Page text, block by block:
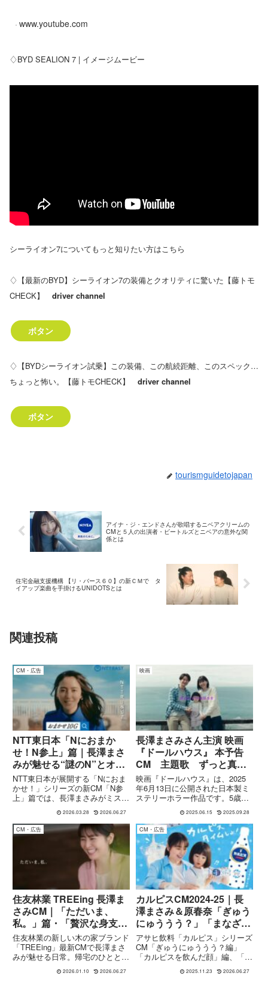
www.youtube.com
♢BYD SEALION 7 | イメージムービー
シーライオン7についてもっと知りたい方はこちら
♢【最新のBYD】シーライオン7の装備とクオリティに驚いた【藤トモ
CHECK】 driver channel
ボタン
♢【BYDシーライオン試乗】この装備、この航続距離、このスペック…
ちょっと怖い。【藤トモCHECK】 driver channel
ボタン
tourismguidetojapan
アイナ・ジ・エンドさんが歌唱するニベアクリームの
CMと５人の出演者・ビートルズとニベアの意外な関
係とは
住宅金融支援機構 【リ・バース６０】の新ＣＭで タ
イアップ楽曲を手掛けるUNIDOTSとは
関連投稿
CM・広告
NTT東日本「Nにおまか
せ！N参上」篇｜長澤まさ
みが魅せる“謎のN”とオフ
ィス改革
NTT東日本が展開する「Nにおま
かせ！」シリーズの新CM「N参
上」篇では、長澤まさみがミステ
リアスな存在“N”として登場。オ
フィスの通信環境改善をテーマ
に、ビジネス現場の変化をドラマ
チックかつユーモラスに描いた作
品です。屋上からオペラグラス...
2026.03.28 2026.06.27
映画
長澤まさみさん主演 映画
『ドールハウス』 本予告
CM 主題歌 ずっと真夜
中でいいのに。『形』
映画『ドールハウス』は、2025
年6月13日に公開された日本製ミ
ステリーホラー作品です。5歳の
娘・芽衣を亡くした佳恵（長澤ま
さみさん）は、骨董市で娘に似た
人形・アヤを購入し、心の癒しを
得る。ほどなくして夫・忠彦（瀬
戸康史さん）は実の娘・真衣...
2025.06.15 2025.09.28
CM・広告
住友林業 TREEing 長澤ま
さみCM｜「ただいま、
私。」篇・「贅沢な身支
度」篇の魅力
住友林業の新しい木の家ブランド
「TREEing」最新CMで長澤まさ
みが魅せる日常。帰宅のひととき
や朝の支度を心地よく描いた「た
だいま、私。」篇・「贅沢な身支
2026.01.10 2026.06.27
CM・広告
カルピスCM2024-25｜長
澤まさみ＆原春奈「ぎゅう
にゅううう？」「まなざ
し」「三世代」まで徹底解
説
アサヒ飲料「カルピス」シリーズ
CM「ぎゅうにゅううう？編」
「カルピスを飲んだ顔」編、「ま
なざし」編「三世代」編の内容を
詳しく紹介。長澤まさみさん＆子
2025.11.23 2026.06.27